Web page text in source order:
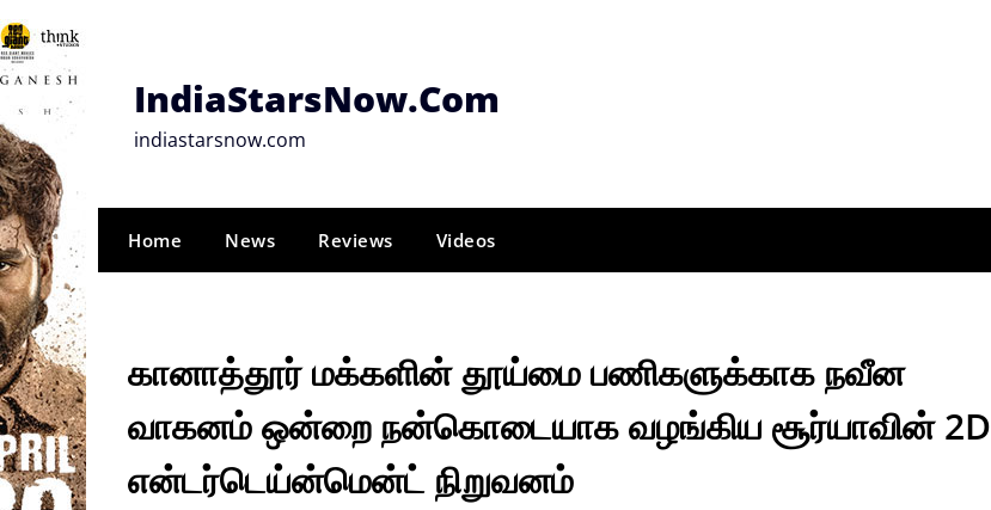
Skip
to
content
IndiaStarsNow.Com
indiastarsnow.com
Home News Reviews Videos
கானாத்தூர் மக்களின் தூய்மை பணிகளுக்காக நவீன
வாகனம் ஒன்றை நன்கொடையாக வழங்கிய சூர்யாவின் 2D
என்டர்டெய்ன்மென்ட் நிறுவனம்